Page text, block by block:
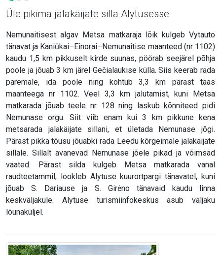
Üle pikima jalakäijate silla Alytusesse
Nemunaitisest algav Metsa matkaraja lõik kulgeb Vytauto
tänavat ja Kaniūkai–Einorai–Nemunaitise maanteed (nr 1102)
kaudu 1,5 km pikkuselt kirde suunas, pöörab seejärel põhja
poole ja jõuab 3 km järel Gečialaukise külla. Siis keerab rada
paremale, ida poole ning kohtub 3,3 km pärast taas
maanteega nr 1102. Veel 3,3 km jalutamist, kuni Metsa
matkarada jõuab teele nr 128 ning laskub kõnniteed pidi
Nemunase orgu. Siit viib enam kui 3 km pikkune kena
metsarada jalakäijate sillani, et ületada Nemunase jõgi.
Pärast pikka tõusu jõuabki rada Leedu kõrgeimale jalakäijate
sillale. Sillalt avanevad Nemunase jõele pikad ja võimsad
vaated. Pärast silda kulgeb Metsa matkarada vanal
raudteetammil, lookleb Alytuse kuurortpargi tänavatel, kuni
jõuab S. Dariause ja S. Girėno tänavaid kaudu linna
keskväljakule. Alytuse turismiinfokeskus asub väljaku
lõunaküljel.